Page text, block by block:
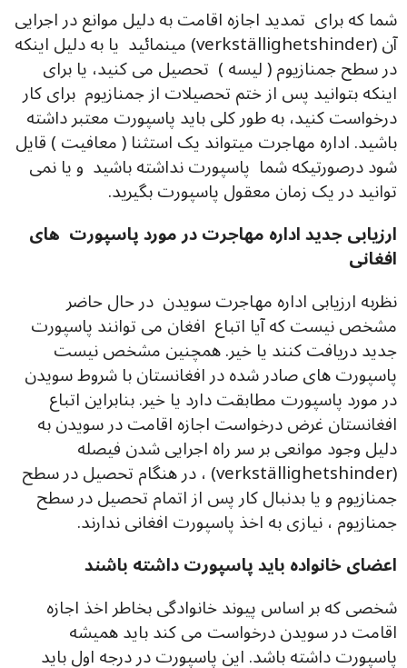
شما که برای تمدید اجازه اقامت به دلیل موانع در اجرایی
آن (verkställighetshinder) مینمائید یا به دلیل اینکه
در سطح جمنازیوم ( لیسه ) تحصیل می کنید، یا برای
اینکه بتوانید پس از ختم تحصیلات از جمنازیوم برای کار
درخواست کنید، به طور کلی باید پاسپورت معتبر داشته
باشید. اداره مهاجرت میتواند یک استثنا ( معافیت ) قایل
شود درصورتیکه شما پاسپورت نداشته باشید و یا نمی
توانید در یک زمان معقول پاسپورت بگیرید.
ارزیابی جدید اداره مهاجرت در مورد پاسپورت های
افغانی
نظربه ارزیابی اداره مهاجرت سویدن در حال حاضر
مشخص نیست که آیا اتباع افغان می توانند پاسپورت
جدید دریافت کنند یا خیر. همچنین مشخص نیست
پاسپورت های صادر شده در افغانستان با شروط سویدن
در مورد پاسپورت مطابقت دارد یا خیر. بنابراین اتباع
افغانستان غرض درخواست اجازه اقامت در سویدن به
دلیل وجود موانعی بر سر راه اجرایی شدن فیصله
(verkställighetshinder) ، در هنگام تحصیل در سطح
جمنازیوم و یا بدنبال کار پس از اتمام تحصیل در سطح
جمنازیوم ، نیازی به اخذ پاسپورت افغانی ندارند.
اعضای خانواده باید پاسپورت داشته باشند
شخصی که بر اساس پیوند خانوادگی بخاطر اخذ اجازه
اقامت در سویدن درخواست می کند باید همیشه
پاسپورت داشته باشد. این پاسپورت در درجه اول باید